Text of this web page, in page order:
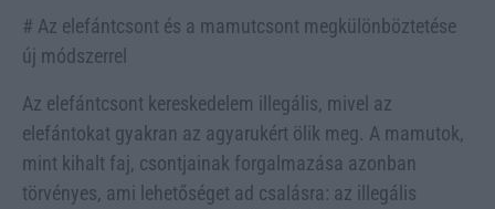
# Az elefántcsont és a mamutcsont megkülönböztetése
új módszerrel
Az elefántcsont kereskedelem illegális, mivel az
elefántokat gyakran az agyarukért ölik meg. A mamutok,
mint kihalt faj, csontjainak forgalmazása azonban
törvényes, ami lehetőséget ad csalásra: az illegális